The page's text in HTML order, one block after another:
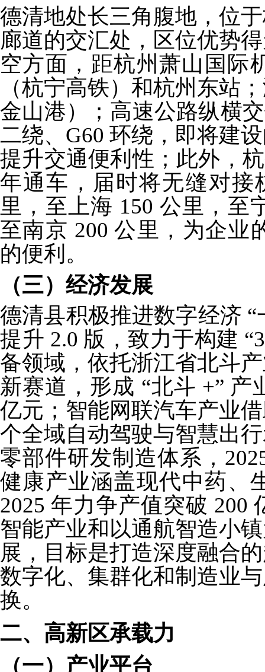
德清地处长三角腹地，位
廊道的交汇处，区位优势
空方面，距杭州萧山国际
（杭宁高铁）和杭州东站
金山港）；高速公路纵横
二绕、G60 环绕，即将建
提升交通便利性；此外，
年通车，届时将无缝对接
里，至上海 150 公里，至
至南京 200 公里，为企业
的便利。
（三）经济发展
德清县积极推进数字经济
提升 2.0 版，致力于构建
备领域，依托浙江省北斗
新赛道，形成 “北斗 +” 产
亿元；智能网联汽车产业
个全域自动驾驶与智慧出
零部件研发制造体系，
健康产业涵盖现代中药、
2025 年力争产值突破 200
智能产业和以通航智造小
展，目标是打造深度融合
数字化、集群化和制造业
换。
二、高新区承载力
（一）产业平台